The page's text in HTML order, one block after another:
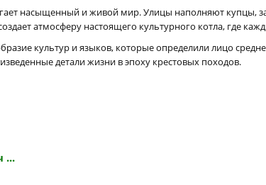
насыщенный и живой мир. Улицы наполняют купцы,
атмосферу настоящего культурного котла, где
культур и языков, которые определили лицо
детали жизни в эпоху крестовых походов.
...